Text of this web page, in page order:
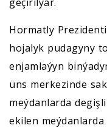
Hormatly
hojalyk pudagyny
enjamlaýyn
üns merkezinde
meýdanlarda
ekilen